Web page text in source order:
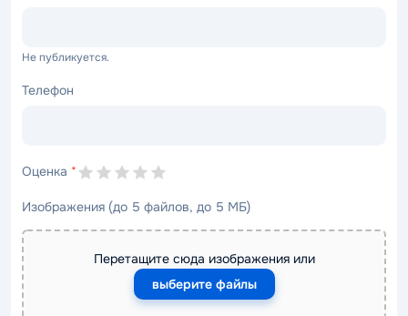
Не публикуется.
Телефон
Оценка *
Изображения (до 5 файлов, до 5 МБ)
Перетащите сюда изображения или
выберите файлы